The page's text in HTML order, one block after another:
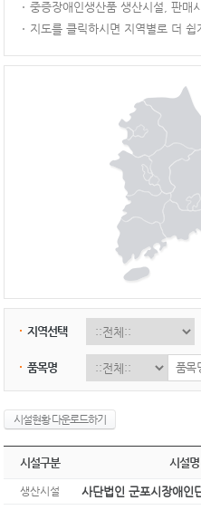
중증장애인생산품 생산시설, 판매
지도를 클릭하시면 지역별로 더
지역선택
품목명
시설현황 다운로드하기
시설구분 시설명
생산시설 사단법인 군포시장애인